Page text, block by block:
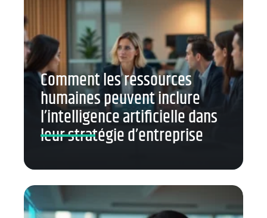
Comment les ressources
humaines peuvent inclure
l’intelligence artificielle dans
leur stratégie d’entreprise